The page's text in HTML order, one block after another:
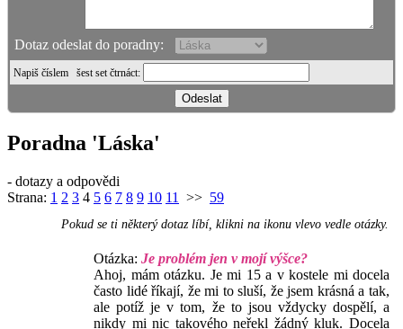
Dotaz odeslat do poradny:
Napiš číslem šest set čtrnáct:
Poradna 'Láska'
- dotazy a odpovědi
Strana: 1 2 3 4 5 6 7 8 9 10 11 >> 59
Pokud se ti některý dotaz líbí, klikni na ikonu vlevo vedle otázky.
Otázka: Je problém jen v mojí výšce?
Ahoj, mám otázku. Je mi 15 a v kostele mi docela
často lidé říkají, že mi to sluší, že jsem krásná a tak,
ale potíž je v tom, že to jsou vždycky dospělí, a
nikdy mi nic takového neřekl žádný kluk. Docela